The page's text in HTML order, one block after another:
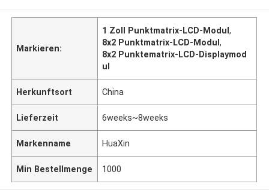
Markieren:
1 Zoll Punktmatrix-LCD-Modul,
8x2 Punktmatrix-LCD-Modul,
8x2 Punktematrix-LCD-Displaymod
ul
Herkunftsort China
Lieferzeit 6weeks~8weeks
Markenname HuaXin
Min Bestellmenge 1000